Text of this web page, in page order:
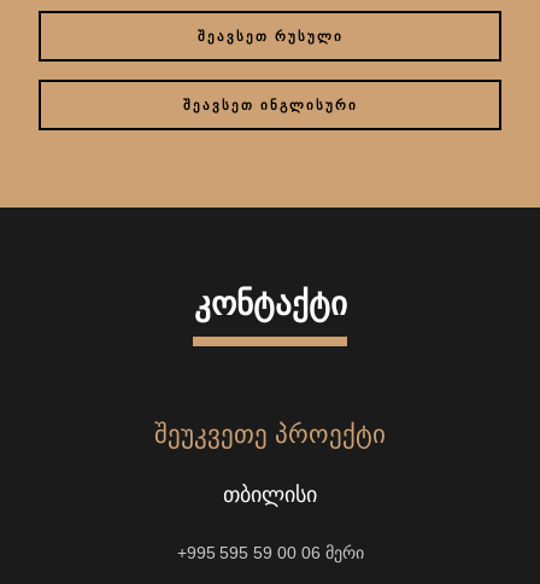
ᲨᲔᲐᲕᲡᲔᲗ ᲠᲣᲡᲣᲚᲘ
ᲨᲔᲐᲕᲡᲔᲗ ᲘᲜᲒᲚᲘᲡᲣᲠᲘ
ᲙᲝᲜᲢᲐᲥᲢᲘ
ᲨᲔᲣᲙᲕᲔᲗᲔ ᲞᲠᲝᲔᲥᲢᲘ
ᲗᲑᲘᲚᲘᲡᲘ
+995 595 59 00 06 მერი